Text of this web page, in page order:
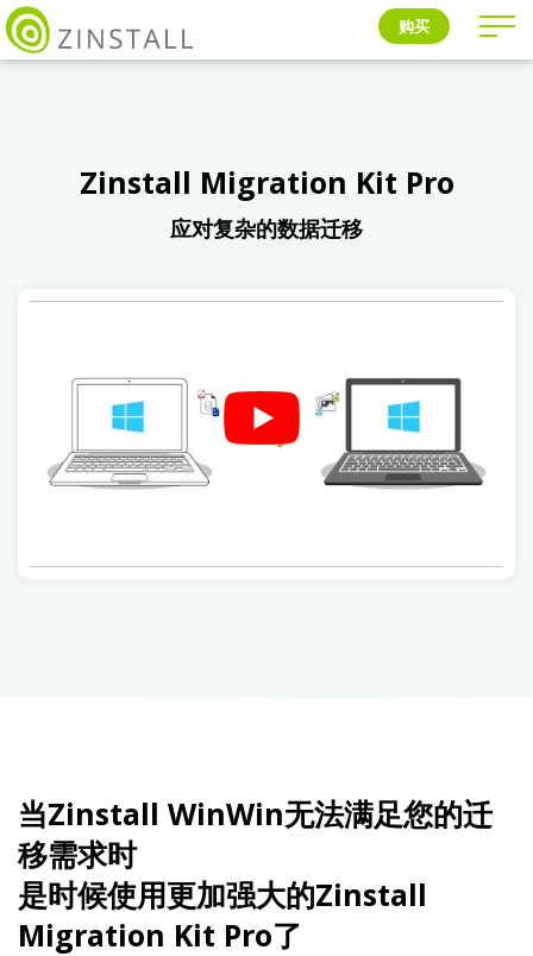
购买
Zinstall Migration Kit Pro
应对复杂的数据迁移
当Zinstall WinWin无法满足您的迁
移需求时
是时候使用更加强大的Zinstall
Migration Kit Pro了